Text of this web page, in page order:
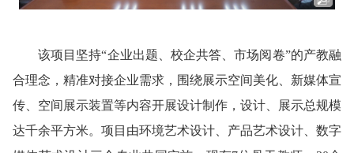
该项目坚持“企业出题、校企共答、市场阅卷”的产教融
合理念，精准对接企业需求，围绕展示空间美化、新媒体宣
传、空间展示装置等内容开展设计制作，设计、展示总规模
达千余平方米。项目由环境艺术设计、产品艺术设计、数字